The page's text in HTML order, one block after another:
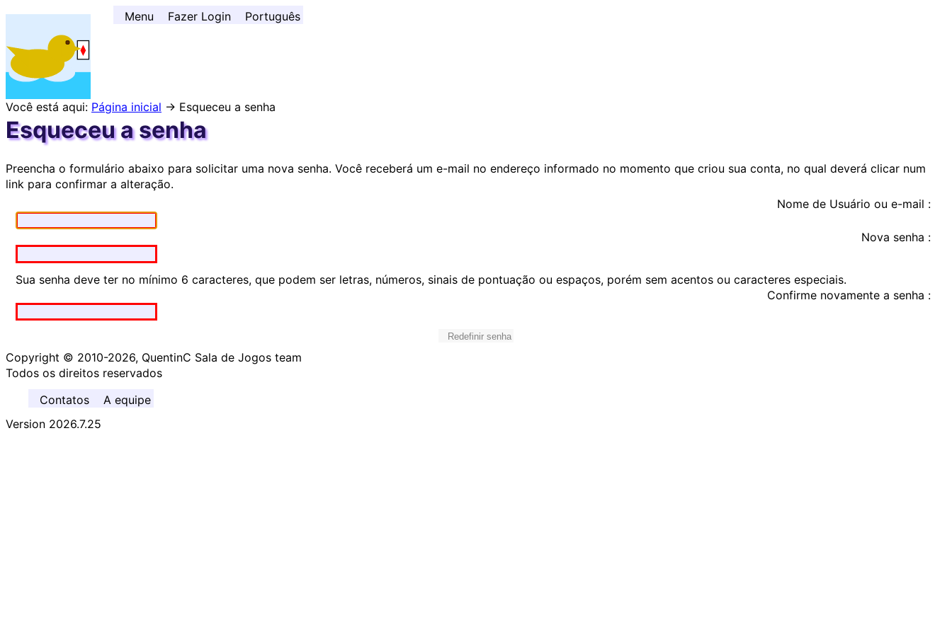
para o conteúdo principal ↓
Menu Fazer Login Português
Você está aqui: Página inicial → Esqueceu a senha
Esqueceu a senha
Preencha o formulário abaixo para solicitar uma nova senha. Você receberá um e-mail no endereço informado no momento que criou sua conta, no qual deverá clicar num
link para confirmar a alteração.
Nome de Usuário ou e-mail :
Nova senha :
Sua senha deve ter no mínimo 6 caracteres, que podem ser letras, números, sinais de pontuação ou espaços, porém sem acentos ou caracteres especiais.
Confirme novamente a senha :
Redefinir senha
Copyright © 2010-2026, QuentinC Sala de Jogos team
Todos os direitos reservados
Contatos
A equipe
Version 2026.7.25